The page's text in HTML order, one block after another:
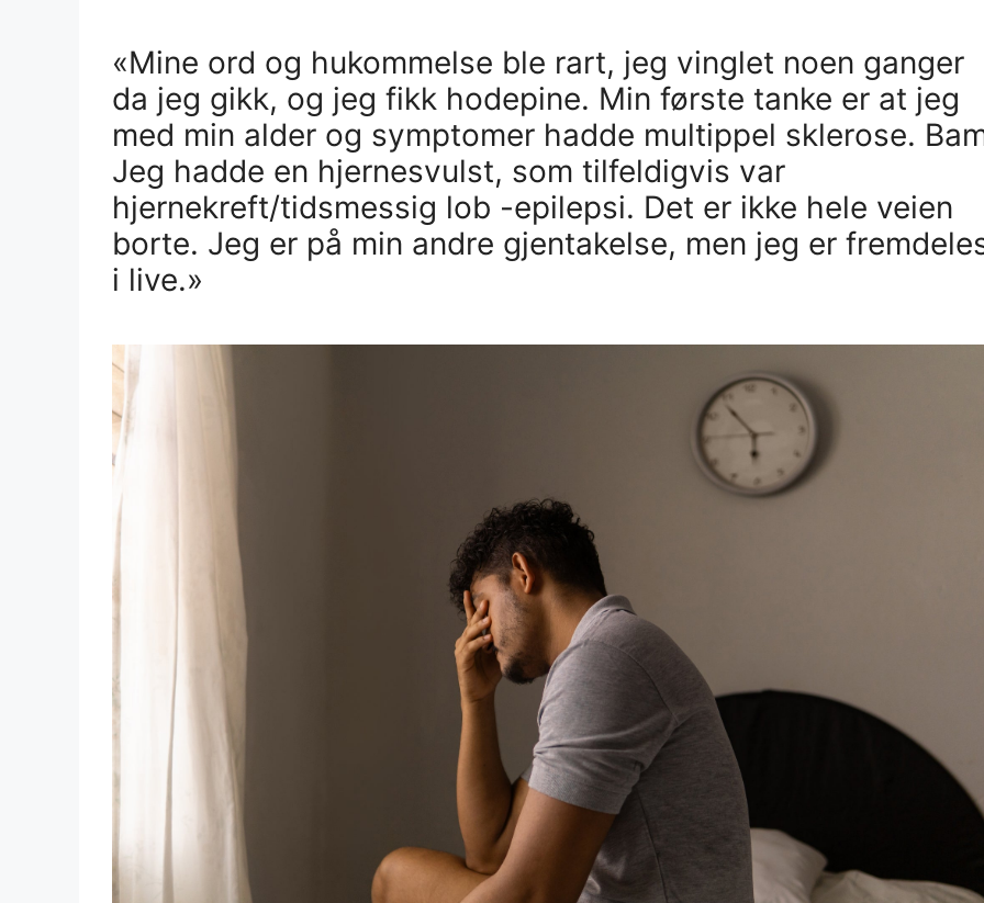
«Mine ord og hukommelse ble rart, jeg vinglet noen ganger
da jeg gikk, og jeg fikk hodepine. Min første tanke er at jeg
med min alder og symptomer hadde multippel sklerose.
Jeg hadde en hjernesvulst, som tilfeldigvis var
hjernekreft/tidsmessig lob -epilepsi. Det er ikke hele veien
borte. Jeg er på min andre gjentakelse, men jeg er
i live.»